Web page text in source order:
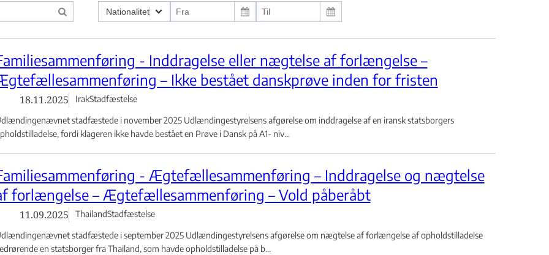
indrejse - Flere links
eller klage - Flere links
- Flere links
links
Nationalitet
- Inddragelse eller nægtelse af forlængelse –
– Ikke bestået danskprøve inden for fristen
18.11.2025 IrakStadfæstelse
stadfæstede i november 2025 Udlændingestyrelsens afgørelse om inddragelse af en iransk statsborgers
fordi klageren ikke havde bestået en Prøve i Dansk på A1- niv...
- Ægtefællesammenføring – Inddragelse og nægtelse
forlængelse – Ægtefællesammenføring – Vold påberåbt
11.09.2025 ThailandStadfæstelse
stadfæstede i september 2025 Udlændingestyrelsens afgørelse om nægtelse af forlængelse af opholdstilladelse
en statsborger fra Thailand, som havde opholdstilladelse på b...